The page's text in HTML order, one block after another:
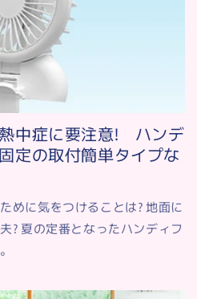
中症に要注意! ハンデ
定の取付簡単タイプな
めに気をつけることは? 地面に
? 夏の定番となったハンディフ